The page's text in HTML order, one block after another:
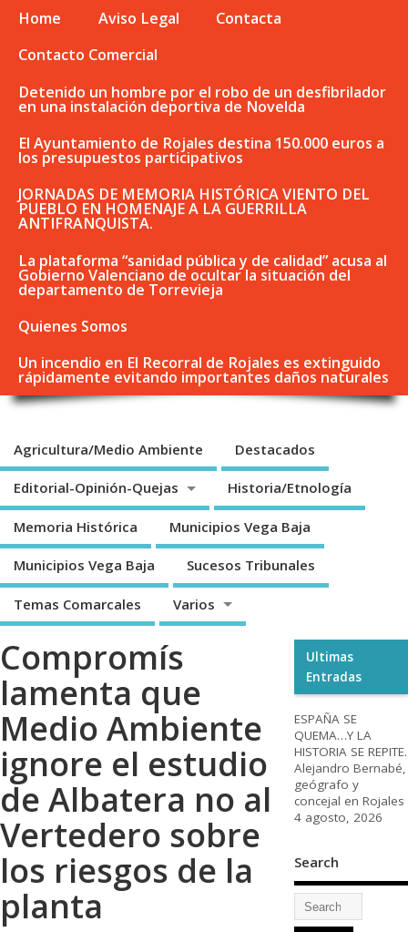
Home Aviso Legal
Contacta
Contacto Comercial
Detenido un hombre por el robo de un desfibrilador
en una instalación deportiva de Novelda
El Ayuntamiento de Rojales destina 150.000 euros a
los presupuestos participativos
JORNADAS DE MEMORIA HISTÓRICA VIENTO DEL
PUEBLO EN HOMENAJE A LA GUERRILLA
ANTIFRANQUISTA.
La plataforma “sanidad pública y de calidad” acusa al
Gobierno Valenciano de ocultar la situación del
departamento de Torrevieja
Quienes Somos
Un incendio en El Recorral de Rojales es extinguido
rápidamente evitando importantes daños naturales
Agricultura/Medio Ambiente Destacados
Editorial-Opinión-Quejas Historia/Etnología
Memoria Histórica Municipios Vega Baja
Municipios Vega Baja Sucesos Tribunales
Temas Comarcales Varios
Compromís
lamenta que
Medio Ambiente
ignore el estudio
de Albatera no al
Vertedero sobre
los riesgos de la
planta
Ultimas
Entradas
ESPAÑA SE
QUEMA…Y LA
HISTORIA SE REPITE.
Alejandro Bernabé,
geógrafo y
concejal en Rojales
4 agosto, 2026
Search